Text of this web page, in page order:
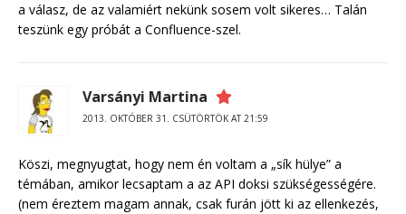
a válasz, de az valamiért nekünk sosem volt sikeres… Talán
teszünk egy próbát a Confluence-szel.
Varsányi Martina
2013. OKTÓBER 31. CSÜTÖRTÖK AT 21:59
Köszi, megnyugtat, hogy nem én voltam a „sík hülye” a
témában, amikor lecsaptam a az API doksi szükségességére.
(nem éreztem magam annak, csak furán jött ki az ellenkezés,